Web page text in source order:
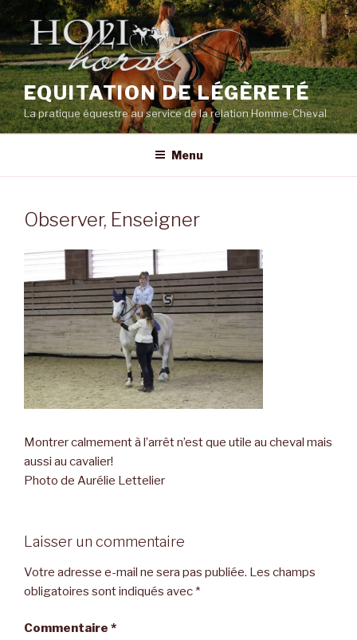
contenu
principal
EQUITATION DE LÉGÈRETÉ
La pratique équestre au service de la relation Homme-Cheval
Menu
Observer, Enseigner
Montrer calmement à l’arrêt n’est que utile au cheval mais
aussi au cavalier!
Photo de Aurélie Lettelier
Laisser un commentaire
Votre adresse e-mail ne sera pas publiée. Les champs
obligatoires sont indiqués avec *
Commentaire *